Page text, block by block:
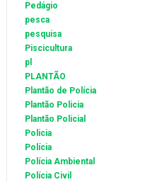
Pedágio
pesca
pesquisa
Piscicultura
pl
PLANTÃO
Plantão de Polícia
Plantão Policia
Plantão Policial
Policia
Polícia
Polícia Ambiental
Polícia Civil